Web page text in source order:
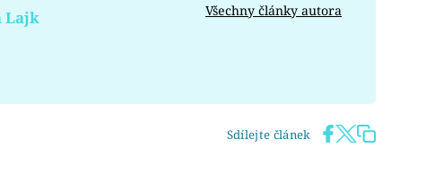
Lajk Všechny články autora
Sdílejte článek